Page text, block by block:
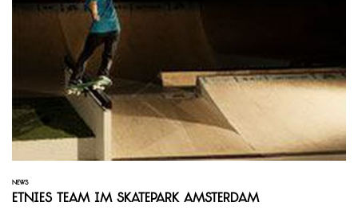
NEWS
Etnies Team im Skatepark Amsterdam